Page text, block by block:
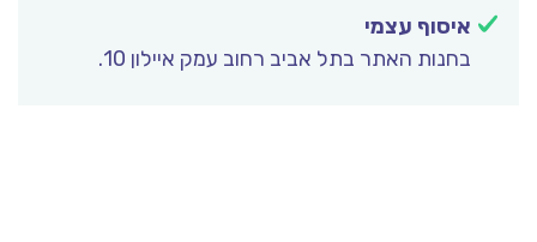
איסוף עצמי
בחנות האתר בתל אביב רחוב עמק איילון 10.